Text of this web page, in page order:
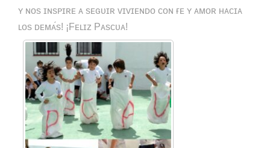
ʏ ɴᴏs ɪɴsᴘɪʀᴇ ᴀ sᴇɢᴜɪʀ ᴠɪᴠɪᴇɴᴅᴏ ᴄᴏɴ ғᴇ ʏ ᴀᴍᴏʀ ʜᴀᴄɪᴀ
ʟᴏs ᴅᴇᴍᴀ́s! ¡Fᴇʟɪᴢ Pᴀsᴄᴜᴀ!